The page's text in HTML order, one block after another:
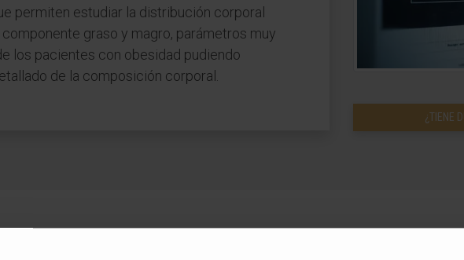
permiten estudiar la distribución corporal
graso y magro, parámetros muy
los pacientes con obesidad pudiendo
de la composición corporal.
¿TIENE